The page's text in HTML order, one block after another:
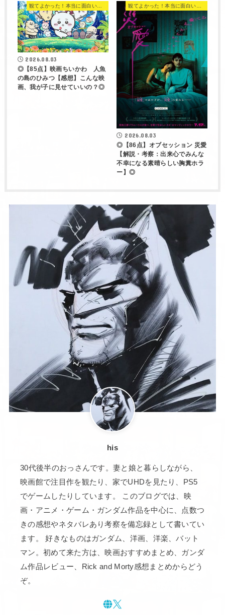
2026.08.03
◎【85点】映画ちいかわ 人魚
の島のひみつ【感想】こんな映
画、我が子に見せていいの？◎
2026.08.03
◎【86点】オブセッション 災愛
【解説・考察：出来心でみんな
不幸になる素晴らしい胸糞ホラ
ー】◎
his
30代後半のおっさんです。妻と娘と暮らしながら、
映画館で注目作を観たり、家でUHDを見たり、PS5
でゲームしたりしています。 このブログでは、映
画・アニメ・ゲーム・ガンダム作品を中心に、点数つ
きの感想やネタバレあり考察を備忘録として書いてい
ます。 好きなものはガンダム、洋画、洋楽、バット
マン。初めて来た方は、映画おすすめまとめ、ガンダ
ム作品レビュー、Rick and Morty感想まとめからどう
ぞ。